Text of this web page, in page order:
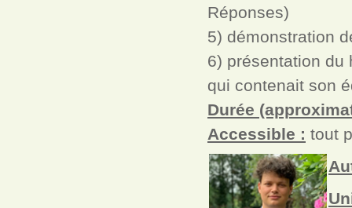
Réponses)
5) démonstration
6) présentation du
qui contenait son
Durée
Accessible : tout